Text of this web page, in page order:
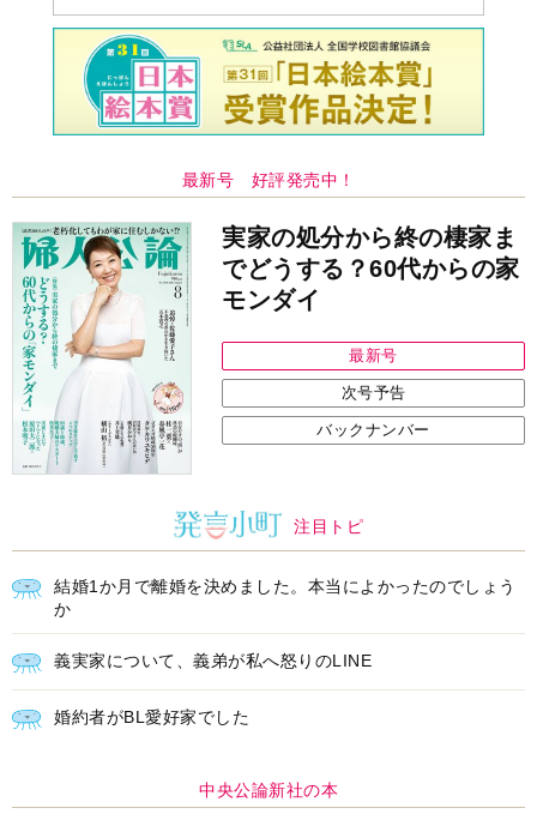
最新号 好評発売中！
実家の処分から終の棲家ま
でどうする？60代からの家
モンダイ
最新号
次号予告
バックナンバー
注目トピ
結婚1か月で離婚を決めました。本当によかったのでしょう
か
義実家について、義弟が私へ怒りのLINE
婚約者がBL愛好家でした
中央公論新社の本